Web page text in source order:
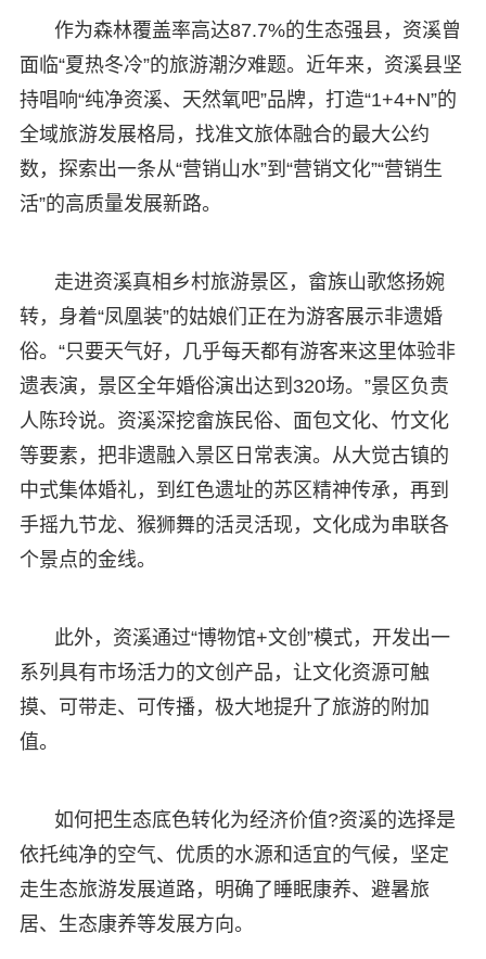
作为森林覆盖率高达87.7%的生态强县，资溪曾
面临“夏热冬冷”的旅游潮汐难题。近年来，资溪县坚
持唱响“纯净资溪、天然氧吧”品牌，打造“1+4+N”的
全域旅游发展格局，找准文旅体融合的最大公约
数，探索出一条从“营销山水”到“营销文化”“营销生
活”的高质量发展新路。
走进资溪真相乡村旅游景区，畲族山歌悠扬婉
转，身着“凤凰装”的姑娘们正在为游客展示非遗婚
俗。“只要天气好，几乎每天都有游客来这里体验非
遗表演，景区全年婚俗演出达到320场。”景区负责
人陈玲说。资溪深挖畲族民俗、面包文化、竹文化
等要素，把非遗融入景区日常表演。从大觉古镇的
中式集体婚礼，到红色遗址的苏区精神传承，再到
手摇九节龙、猴狮舞的活灵活现，文化成为串联各
个景点的金线。
此外，资溪通过“博物馆+文创”模式，开发出一
系列具有市场活力的文创产品，让文化资源可触
摸、可带走、可传播，极大地提升了旅游的附加
值。
如何把生态底色转化为经济价值?资溪的选择是
依托纯净的空气、优质的水源和适宜的气候，坚定
走生态旅游发展道路，明确了睡眠康养、避暑旅
居、生态康养等发展方向。